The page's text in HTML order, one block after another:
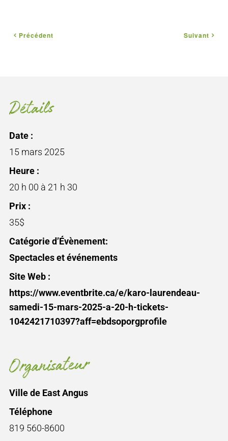
Précédent Suivant
Détails
Date :
15 mars 2025
Heure :
20 h 00 à 21 h 30
Prix :
35$
Catégorie d’Évènement:
Spectacles et événements
Site Web :
https://www.eventbrite.ca/e/karo-laurendeau-
samedi-15-mars-2025-a-20-h-tickets-
1042421710397?aff=ebdsoporgprofile
Organisateur
Ville de East Angus
Téléphone
819 560-8600